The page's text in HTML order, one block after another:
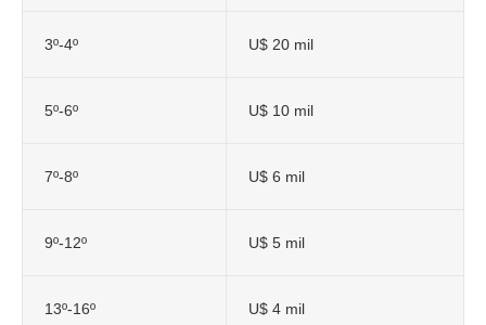
3º-4º U$ 20 mil
5º-6º U$ 10 mil
7º-8º U$ 6 mil
9º-12º U$ 5 mil
13º-16º U$ 4 mil